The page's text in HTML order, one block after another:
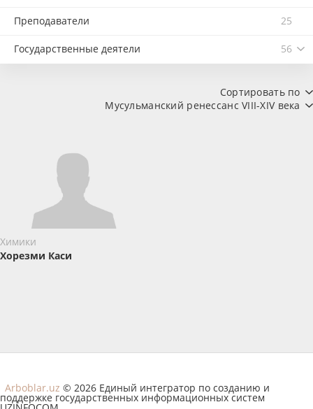
Преподаватели 25
Государственные деятели 56
Сортировать по
Мусульманский ренессанс VIII-XIV века
Химики
Хорезми Каси
Arboblar.uz © 2026 Единый интегратор по созданию и
поддержке государственных информационных систем